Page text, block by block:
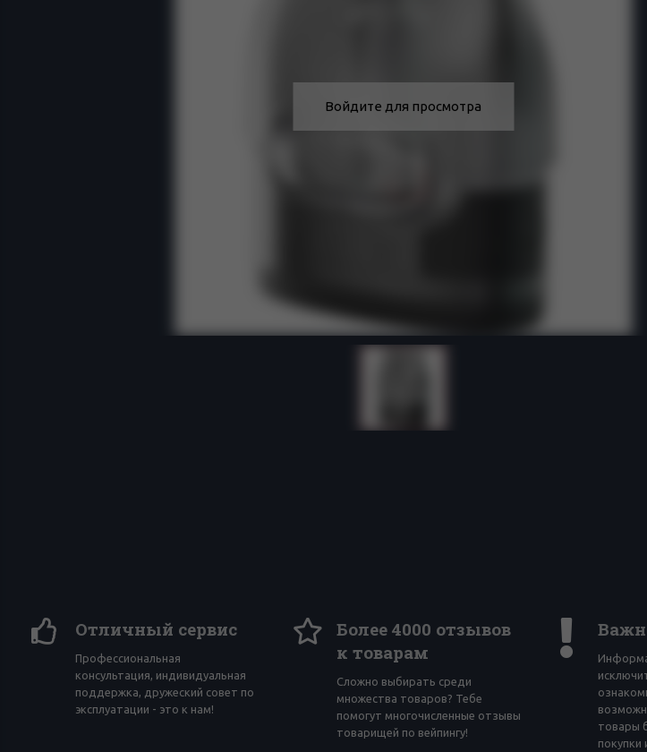
Войдите для просмотра
Отличный сервис
Профессиональная
консультация, индивидуальная
поддержка, дружеский совет по
эксплуатации - это к нам!
Более 4000 отзывов
к товарам
Сложно выбирать среди
множества товаров? Тебе
помогут многочисленные отзывы
товарищей по вейпингу!
товары
покупки